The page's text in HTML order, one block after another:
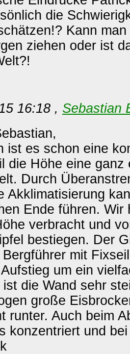
die
Kann
ziehen oder ist
16:18 , Sebastian
ist es schon eine
die Höhe eine ganz
Durch
Akklimatisierung
Ende führen. Wir
verbracht und
bestiegen. Der
mit
um ein
die Wand sehr
große
runter. Auch beim
konzentriert und